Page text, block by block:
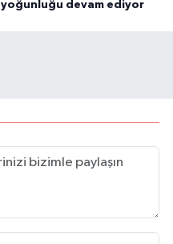
yoğunluğu devam ediyor